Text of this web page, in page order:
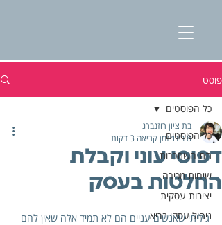
פוסט
כל הפוסטים
תת השתכרות
שיחות מכירה
יציבות עסקית
ניהול עסקי בריא
כל הפוסטים
דפוסי עוני וקבלת
החלטות בעסק
בת ציון רוזנברג
8 בינו׳
זמן קריאה 3 דקות
גיליתי שאנשים עניים הם לא תמיד אלה שאין להם